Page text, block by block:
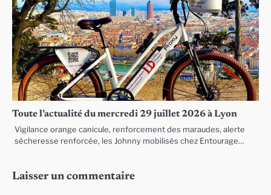
Toute l’actualité du mercredi 29 juillet 2026 à Lyon
Vigilance orange canicule, renforcement des maraudes, alerte
sécheresse renforcée, les Johnny mobilisés chez Entourage…
Laisser un commentaire